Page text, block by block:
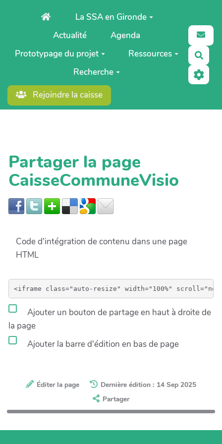
Aller au contenu principalLa SSA en Gironde
Actualité
Agenda
Prototypage du projet
Ressources
Recherche
Rejoindre la caisse
Partager la page
CaisseCommuneVisio
Code d'intégration de contenu dans une page
HTML
Ajouter un bouton de partage en haut à droite de
la page
Ajouter la barre d'édition en bas de page
Éditer la page
Dernière édition : 14 Sep 2025
Partager